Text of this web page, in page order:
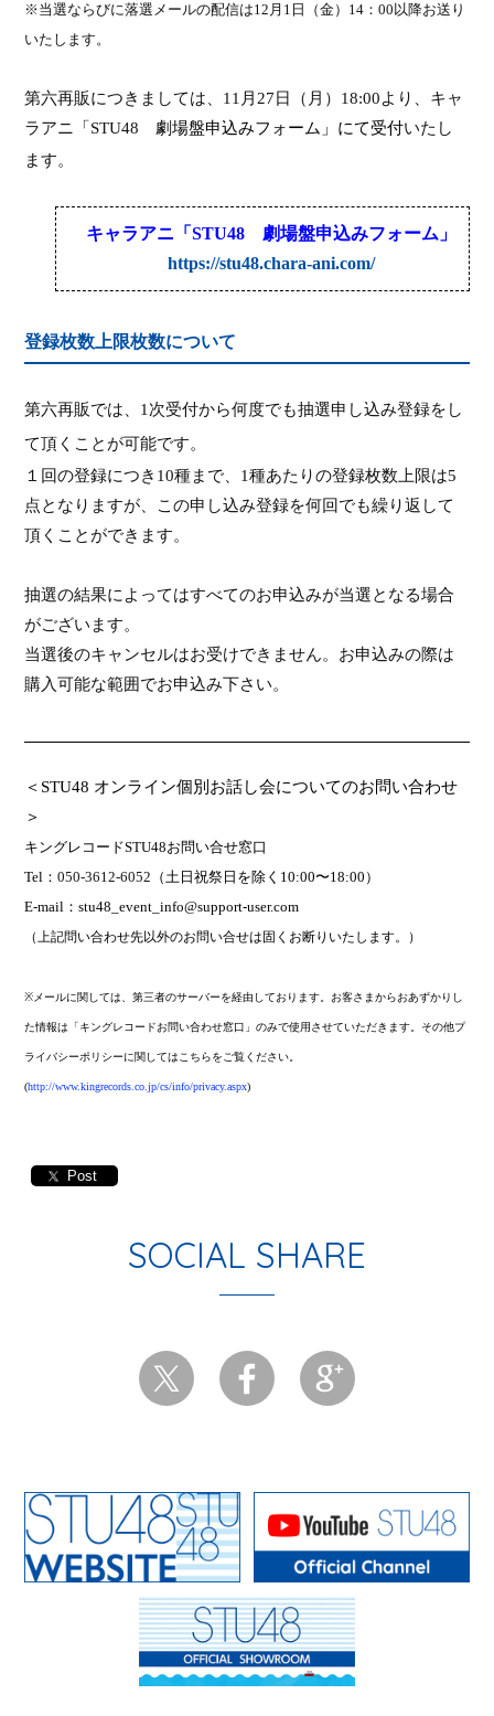
※ 当選ならびに落選メールの配信は12 月 1 日（金） 14 ：00 以降お送り
いたします。
第六再販につきましては、 11月27 日（月） 18:00より、キャ
ラアニ 「 STU48 劇場盤申込みフォーム 」 にて受付いたし
ます。
キャラアニ 「 STU48 劇場盤申込みフォーム 」
https://stu48.chara-ani.com/
登録枚数上限枚数について
第六再販では、 1次受付から何度でも抽選申し込み登録をし
て頂くことが可能です。
１回の登録につき 10種まで、 1種あたりの登録枚数上限は5
点となりますが、この申し込み登録を何回でも繰り返して
頂くことができます。
抽選の結果によってはすべてのお申込みが当選となる場合
がございます。
当選後のキャンセルはお受けできません。お申込みの際は
購入可能な範囲でお申込み下さい。
＜ STU48 オンライン個別お話し会についてのお問い合わせ
＞
キングレコードSTU48お問い合せ窓口
Tel ：050-3612-6052 （土日祝祭日を除く 10:00〜18:00 ）
E-mail ：stu48_event_info@support-user.com
（上記問い合わせ先以外のお問い合せは固くお断りいたします。）
※メールに関しては、第三者のサーバーを経由しております。お客さまからおあずかりし
た情報は「キングレコードお問い合わせ窓口」のみで使用させていただきます。その他プ
ライバシーポリシーに関してはこちらをご覧ください。
(http://www.kingrecords.co.jp/cs/info/privacy.aspx)
Post
SOCIAL SHARE